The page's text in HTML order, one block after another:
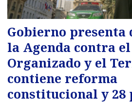
Gobierno presenta
la Agenda contra
Organizado y el
contiene reforma
constitucional y 28